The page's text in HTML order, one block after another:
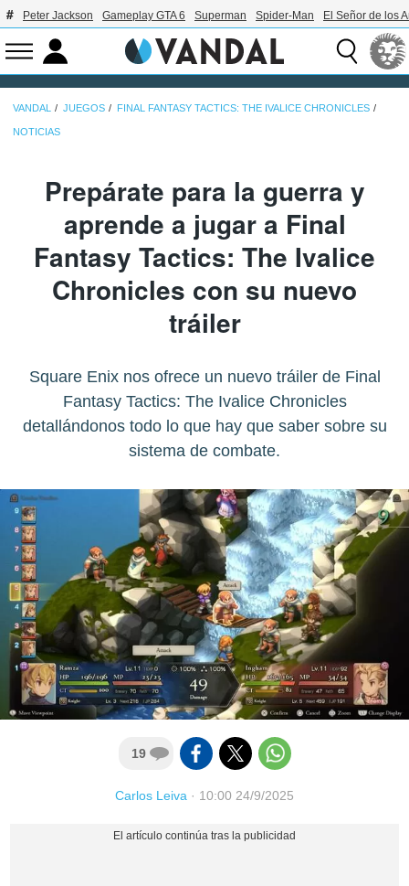
Peter Jackson Gameplay GTA 6 Superman Spider-Man El Señor de los
VANDAL JUEGOS FINAL FANTASY TACTICS: THE IVALICE CHRONICLES
NOTICIAS
Prepárate para la guerra y
aprende a jugar a Final
Fantasy Tactics: The Ivalice
Chronicles con su nuevo
tráiler
Square Enix nos ofrece un nuevo tráiler de Final
Fantasy Tactics: The Ivalice Chronicles
detallándonos todo lo que hay que saber sobre su
sistema de combate.
19
Carlos Leiva · 10:00 24/9/2025